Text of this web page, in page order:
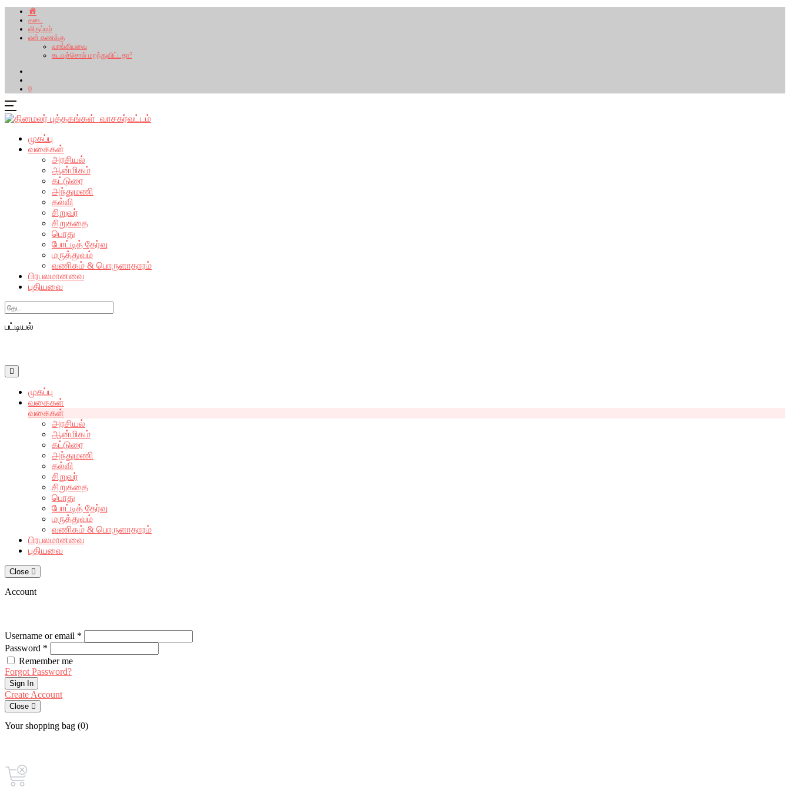
கடை
விருப்பம்
என் கணக்கு
வாங்கியவை
கடவுச்சொல் மறந்துவிட்டதா?
0
முகப்பு
வகைகள்
அரசியல்
ஆன்மிகம்
கட்டுரை
அந்துமணி
கல்வி
சிறுவர்
சிறுகதை
பொது
போட்டித் தேர்வு
மருத்துவம்
வணிகம் & பொருளாதாரம்
பிரபலமானவை
புதியவை
Search
பட்டியல்
முகப்பு
வகைகள்
வகைகள்
அரசியல்
ஆன்மிகம்
கட்டுரை
அந்துமணி
கல்வி
சிறுவர்
சிறுகதை
பொது
போட்டித் தேர்வு
மருத்துவம்
வணிகம் & பொருளாதாரம்
பிரபலமானவை
புதியவை
Close
Account
Username or email *
Password *
Remember me
Forgot Password?
Sign In
Create Account
Close
Your shopping bag (0)